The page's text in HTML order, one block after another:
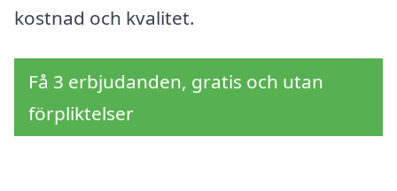
kostnad och kvalitet.
Få 3 erbjudanden, gratis och utan
förpliktelser